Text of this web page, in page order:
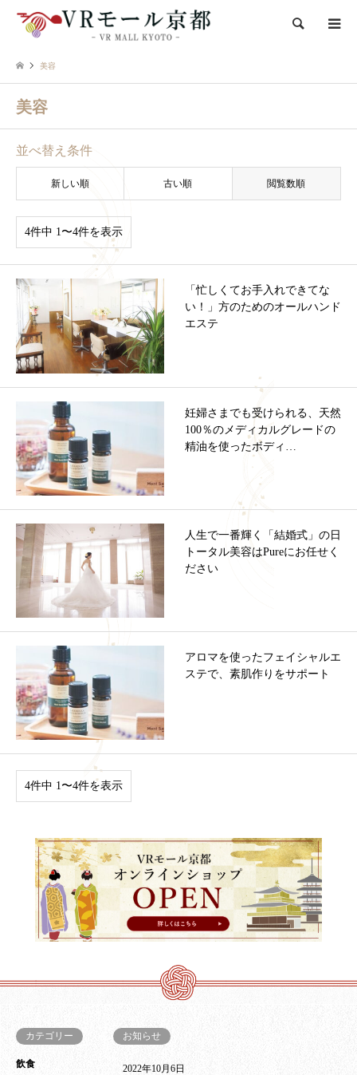
検索
美容
美容
並べ替え条件
新しい順 古い順 閲覧数順
4件中 1〜4件を表示
「忙しくてお手入れできてな
い！」方のためのオールハンド
エステ
妊婦さまでも受けられる、天然
100％のメディカルグレードの
精油を使ったボディ…
人生で一番輝く「結婚式」の日
トータル美容はPureにお任せく
ださい
アロマを使ったフェイシャルエ
ステで、素肌作りをサポート
4件中 1〜4件を表示
カテゴリー
飲食
お知らせ
2022年10月6日